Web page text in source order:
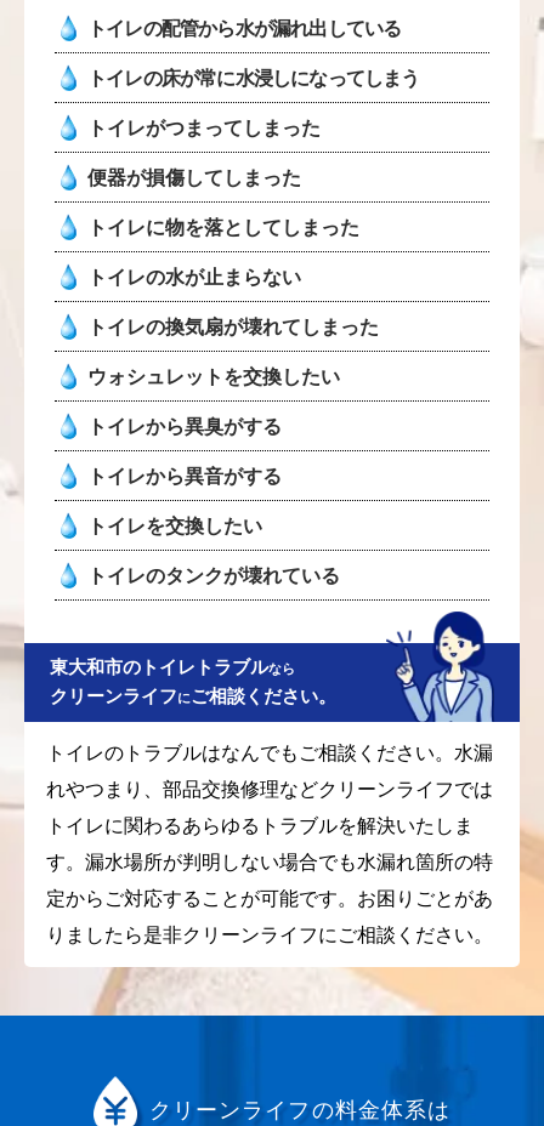
トイレの配管から水が漏れ出している
トイレの床が常に水浸しになってしまう
トイレがつまってしまった
便器が損傷してしまった
トイレに物を落としてしまった
トイレの水が止まらない
トイレの換気扇が壊れてしまった
ウォシュレットを交換したい
トイレから異臭がする
トイレから異音がする
トイレを交換したい
トイレのタンクが壊れている
東大和市のトイレトラブルなら
クリーンライフにご相談ください。
トイレのトラブルはなんでもご相談ください。水漏
れやつまり、部品交換修理などクリーンライフでは
トイレに関わるあらゆるトラブルを解決いたしま
す。漏水場所が判明しない場合でも水漏れ箇所の特
定からご対応することが可能です。お困りごとがあ
りましたら是非クリーンライフにご相談ください。
クリーンライフの料金体系は